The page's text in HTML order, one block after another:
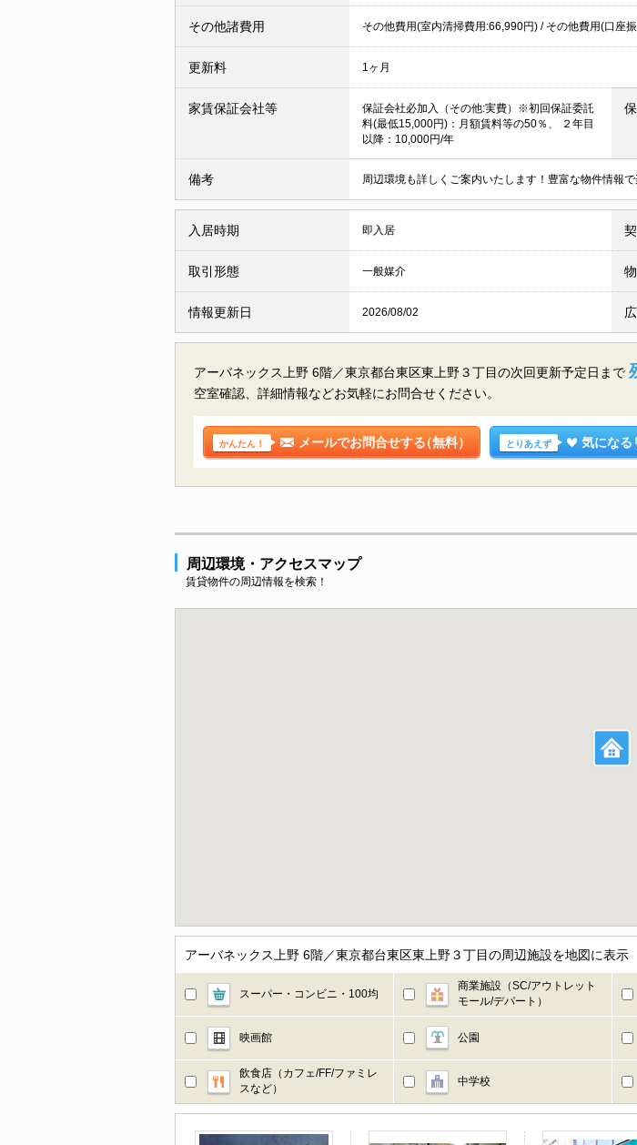
その他諸費用 その他費用(室内清掃費用:66,990円) / その他費用(口座
更新料 1ヶ月
家賃保証会社等
保証会社必加入（その他:実費）※初回保証委託
料(最低15,000円)：月額賃料等の50％、 ２年目
以降：10,000円/年
備考 周辺環境も詳しくご案内いたします！豊富な物件情報
入居時期 即入居
取引形態 一般媒介
情報更新日 2026/08/02
アーバネックス上野 6階／東京都台東区東上野３丁目の次回更新予定日まで
空室確認、詳細情報などお気軽にお問合せください。
かんたん！ メールでお問合せする（無料） とりあえず 気になる
周辺環境・アクセスマップ
賃貸物件の周辺情報を検索！
アーバネックス上野 6階／東京都台東区東上野３丁目の周辺施設を地図に表示
スーパー・コンビニ・100均
商業施設（SC/アウトレット
モール/デパート）
映画館 公園
飲食店（カフェ/FF/ファミレ
スなど）
中学校